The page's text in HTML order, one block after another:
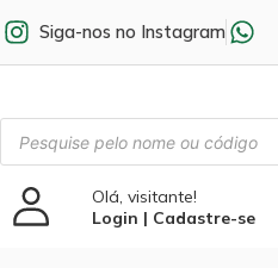
Siga-nos no Instagram
Olá, visitante!
Login | Cadastre-se